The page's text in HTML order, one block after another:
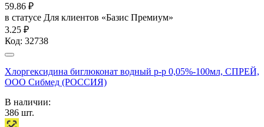
59.86 ₽
в статусе Для клиентов «Базис Премиум»
3.25 ₽
Код: 32738
Хлоргексидина биглюконат водный р-р 0,05%-100мл, СПРЕЙ,
ООО Сибмед (РОССИЯ)
В наличии:
386 шт.